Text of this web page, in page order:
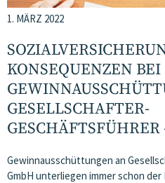
1. MÄRZ 2022
KONSEQUENZEN BEI
GESELLSCHAFTER-
GESCHÄFTSFÜHRER
Gewinnausschüttungen an
GmbH unterliegen immer schon